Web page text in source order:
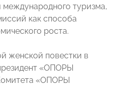
международного туризма,
как способа
роста.
женской повестки в
«ОПОРЫ
«ОПОРЫ